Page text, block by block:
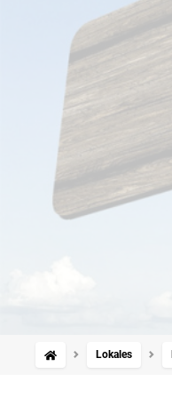
Lokales